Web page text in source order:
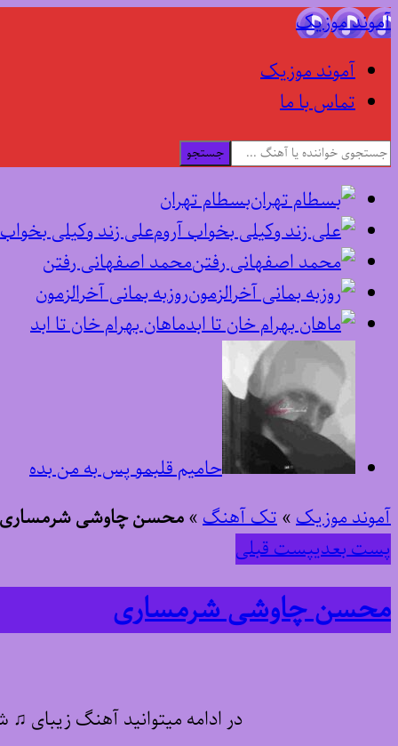
آموند موزیک
آموند موزیک
تماس با ما
جستجو
بسطام تهران
علی زند وکیلی
محمد اصفهانی رفتن
روزبه بمانی آخرالزمون
ماهان بهرام خان تا ابد
حامیم قلبمو پس به من بده
آموند موزیک»تک آهنگ»محسن چاوشی شرمساری
پست بعدیپست قبلی
محسن چاوشی شرمساری
در ادامه میتوانید آهنگ زیبای